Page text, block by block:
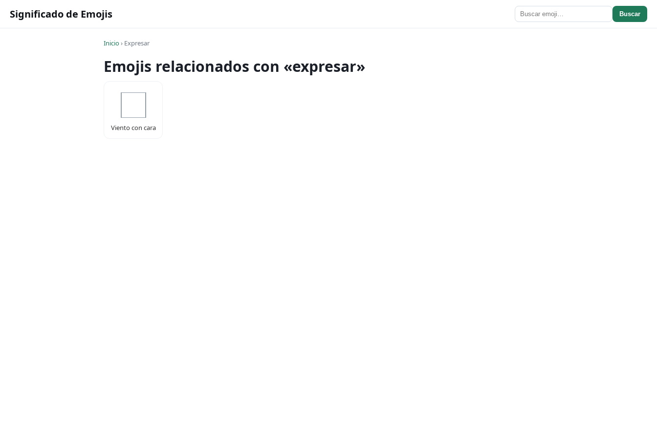
Significado de Emojis Buscar
Inicio› Expresar
Emojis relacionados con «expresar»
Viento con cara